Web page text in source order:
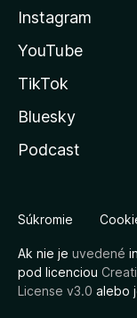
Instagram
YouTube
TikTok
Bluesky
Podcast
Súkromie
Ak nie je uvedené
pod licenciou
License v3.0 alebo